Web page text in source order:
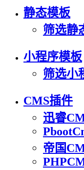
静态模板
筛选静
小程序模板
筛选小
CMS插件
迅睿
帝国